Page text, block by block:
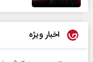
اخبار ویژه